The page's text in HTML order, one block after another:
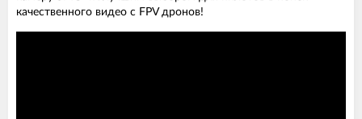
качественного видео с FPV дронов!